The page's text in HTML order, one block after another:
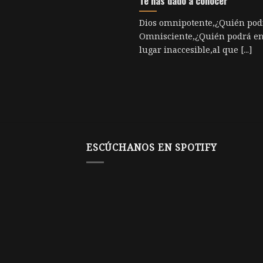
Dios omnipotente,¿Quién
Omnisciente,¿Quién podrá
lugar inaccesible,al que [...]
ESCÚCHANOS EN SPOTIFY